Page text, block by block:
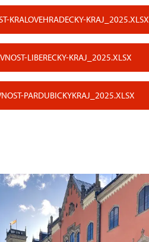
KRALOVEHRADECKY-KRAJ_2025.XLSX
LIBERECKY-KRAJ_2025.XLSX
PARDUBICKYKRAJ_2025.XLSX